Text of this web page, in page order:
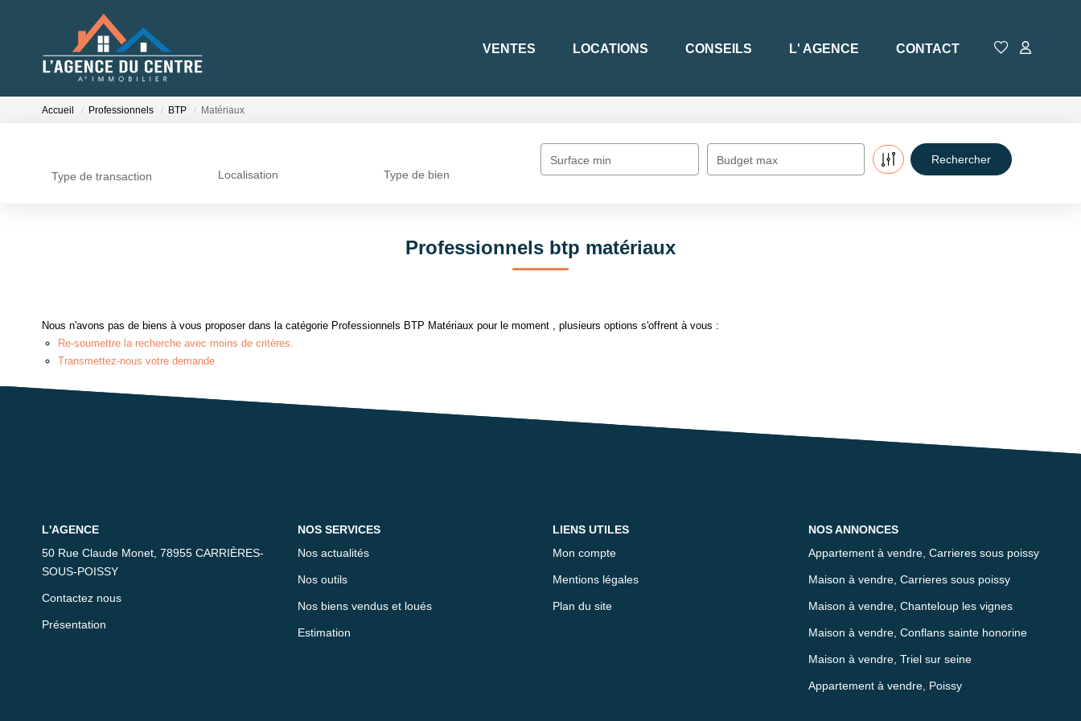
VENTES LOCATIONS CONSEILS L' AGENCE CONTACT
Accueil Professionnels BTP Matériaux
Type de transaction Localisation Type de bien
Surface min Budget max
Professionnels btp matériaux
Nous n'avons pas de biens à vous proposer dans la catégorie Professionnels BTP Matériaux pour le moment , plusieurs options s'offrent à vous :
Re-soumettre la recherche avec moins de critères.
Transmettez-nous votre demande
L'AGENCE
50 Rue Claude Monet, 78955 CARRIÈRES-
SOUS-POISSY
Contactez nous
Présentation
NOS SERVICES
Nos actualités
Nos outils
Nos biens vendus et loués
Estimation
LIENS UTILES
Mon compte
Mentions légales
Plan du site
NOS ANNONCES
Appartement à vendre, Carrieres sous poissy
Maison à vendre, Carrieres sous poissy
Maison à vendre, Chanteloup les vignes
Maison à vendre, Conflans sainte honorine
Maison à vendre, Triel sur seine
Appartement à vendre, Poissy